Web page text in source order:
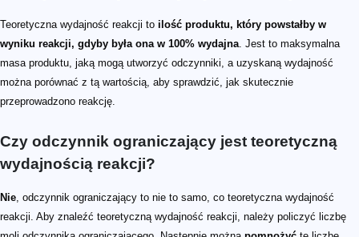
Teoretyczna wydajność reakcji to ilość produktu, który powstałby w
wyniku reakcji, gdyby była ona w 100% wydajna . Jest to maksymalna
masa produktu, jaką mogą utworzyć odczynniki, a uzyskaną wydajność
można porównać z tą wartością, aby sprawdzić, jak skutecznie
przeprowadzono reakcję.
Czy odczynnik ograniczający jest teoretyczną
wydajnością reakcji?
Nie , odczynnik ograniczający to nie to samo, co teoretyczna wydajność
reakcji. Aby znaleźć teoretyczną wydajność reakcji, należy policzyć liczbę